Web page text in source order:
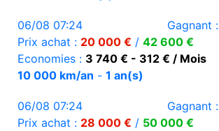
06/08 07:24 Gagnant :
Prix achat : 20 000 € / 42 600 €
Economies : 3 740 € - 312 € / Mois
10 000 km/an - 1 an(s)
06/08 07:24 Gagnant :
Prix achat : 28 000 € / 50 000 €